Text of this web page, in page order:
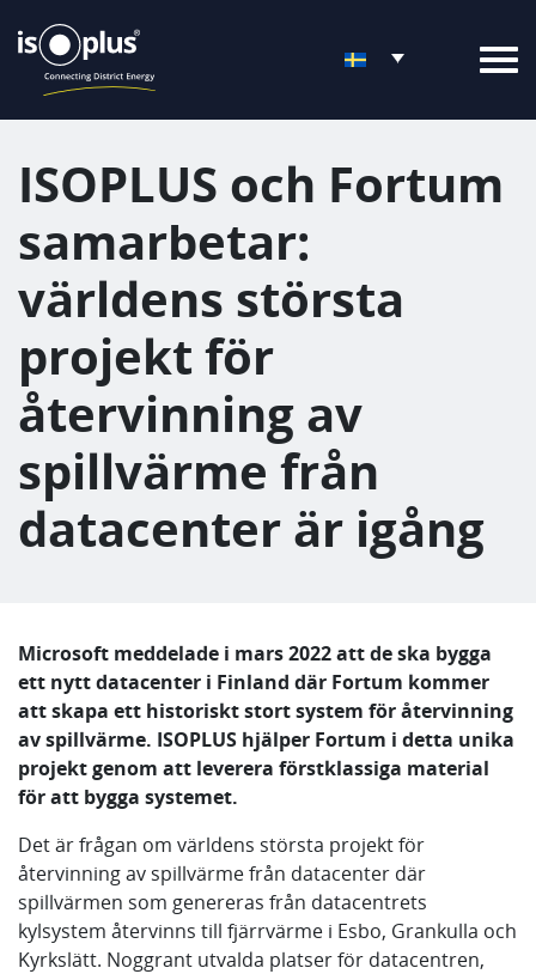
ISOPLUS och Fortum
samarbetar:
världens största
projekt för
återvinning av
spillvärme från
datacenter är igång
Microsoft meddelade i mars 2022 att de ska bygga
ett nytt datacenter i Finland där Fortum kommer
att skapa ett historiskt stort system för återvinning
av spillvärme. ISOPLUS hjälper Fortum i detta unika
projekt genom att leverera förstklassiga material
för att bygga systemet.
Det är frågan om världens största projekt för
återvinning av spillvärme från datacenter där
spillvärmen som genereras från datacentrets
kylsystem återvinns till fjärrvärme i Esbo, Grankulla och
Kyrkslätt. Noggrant utvalda platser för datacentren,